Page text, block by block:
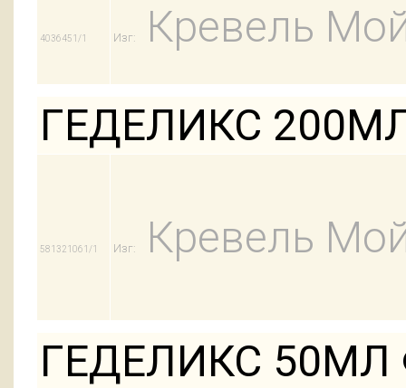
4036451/1 Изг:
Кревель
ГЕДЕЛИКС
581321061/1 Изг: Кревель
ГЕДЕЛИКС